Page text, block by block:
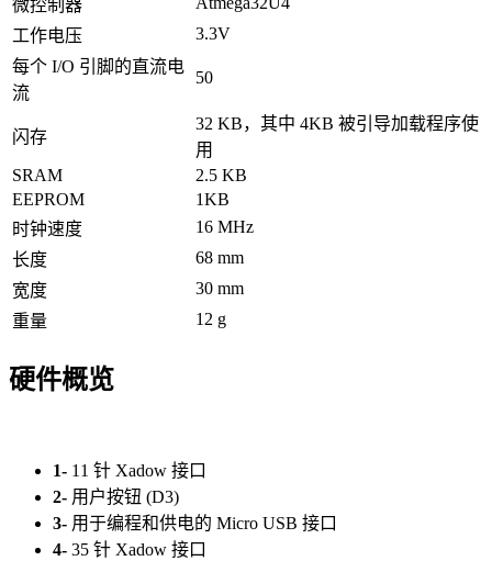
微控制器
工作电压
3.3V
每个 I/O 引脚的直流电
流
50
闪存
32 KB，其中 4KB 被引导加载程序使
用
SRAM
2.5 KB
EEPROM
1KB
时钟速度
16 MHz
长度
68 mm
宽度
30 mm
重量
12 g
硬件概览
1- 11 针 Xadow 接口
2- 用户按钮 (D3)
3- 用于编程和供电的 Micro USB 接口
4- 35 针 Xadow 接口